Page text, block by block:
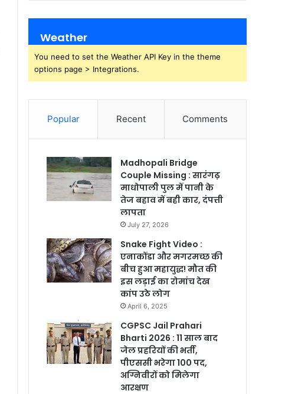
Weather
You need to set the Weather API Key in the theme
options page > Integrations.
Popular Recent Comments
Madhopali Bridge
Couple Missing : सारंगढ़
माधोपाली पुल में पानी के
तेज बहाव में बही कार, दंपत्ती
लापता
July 27, 2026
Snake Fight Video :
एनाकोंडा और मगरमच्छ की
बीच हुआ महायुद्ध! मौत की
इस लड़ाई का रोमांच देख
कांप उठे लोग
April 6, 2025
CGPSC Jail Prahari
Bharti 2026 : 11 साल बाद
जेल प्रहरियों की भर्ती,
पीएससी भरेगा 100 पद,
अग्निवीरों को मिलेगा
आरक्षण